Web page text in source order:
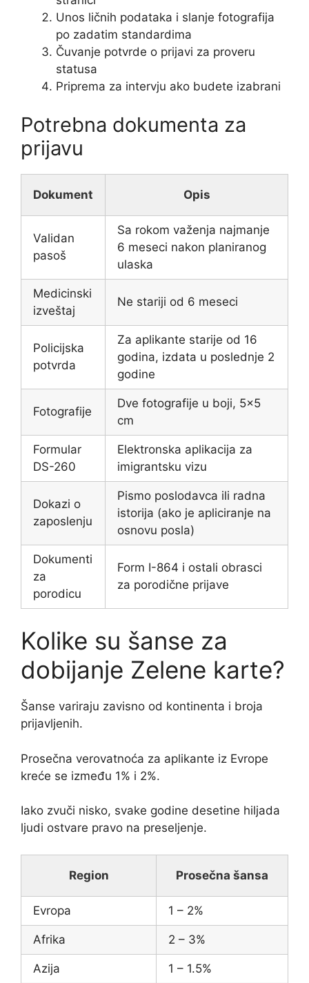
Unos ličnih podataka i slanje fotografija
po zadatim standardima
Čuvanje potvrde o prijavi za proveru
statusa
Priprema za intervju ako budete izabrani
Potrebna dokumenta za
prijavu
Dokument Opis
Validan
pasoš
Sa rokom važenja najmanje
6 meseci nakon planiranog
ulaska
Medicinski
izveštaj
Ne stariji od 6 meseci
Policijska
potvrda
Za aplikante starije od 16
godina, izdata u poslednje 2
godine
Fotografije
Dve fotografije u boji, 5×5
cm
Formular
DS-260
Elektronska aplikacija za
imigrantsku vizu
Dokazi o
zaposlenju
Pismo poslodavca ili radna
istorija (ako je apliciranje na
osnovu posla)
Dokumenti
za
porodicu
Form I-864 i ostali obrasci
za porodične prijave
Kolike su šanse za
dobijanje Zelene karte?
Šanse variraju zavisno od kontinenta i broja
prijavljenih.
Prosečna verovatnoća za aplikante iz Evrope
kreće se između 1% i 2%.
Iako zvuči nisko, svake godine desetine hiljada
ljudi ostvare pravo na preseljenje.
Region Prosečna šansa
Evropa 1 – 2%
Afrika 2 – 3%
Azija 1 – 1.5%